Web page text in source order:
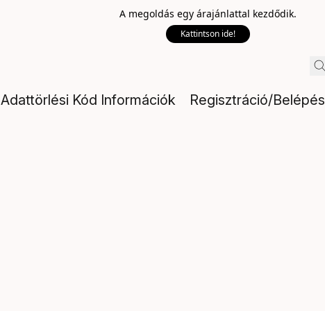
A megoldás egy árajánlattal kezdődik.
Kattintson ide!
Adattörlési Kód Információk Regisztráció/Belépés